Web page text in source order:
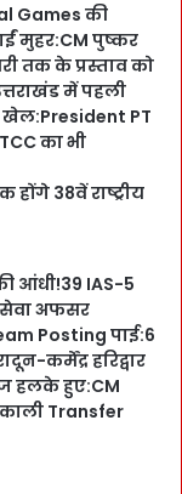
Games की
मुहर:CM पुष्कर
तक के प्रस्ताव को
में पहली
PT
का भी
38वें राष्ट्रीय
आंधी!39 IAS-5
सेवा अफसर
Posting पाई:6
कर्मेंद्र हरिद्वार
हलके हुए:CM
Transfer